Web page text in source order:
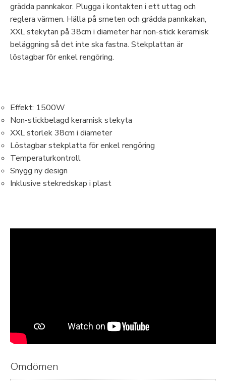
grädda pannkakor. Plugga i kontakten i ett uttag och
reglera värmen. Hälla på smeten och grädda pannkakan,
XXL stekytan på 38cm i diameter har non-stick keramisk
beläggning så det inte ska fastna. Stekplattan är
löstagbar för enkel rengöring.
Effekt: 1500W
Non-stickbelagd keramisk stekyta
XXL storlek 38cm i diameter
Löstagbar stekplatta för enkel rengöring
Temperaturkontroll
Snygg ny design
Inklusive stekredskap i plast
Omdömen